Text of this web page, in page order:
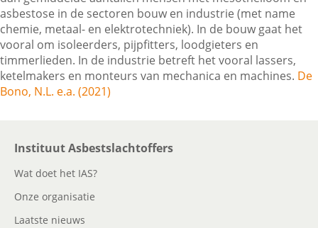
Contactgegevens
Zoeken
asbestose in de sectoren bouw en industrie (met name
chemie, metaal- en elektrotechniek). In de bouw gaat het
vooral om isoleerders, pijpfitters, loodgieters en
timmerlieden. In de industrie betreft het vooral lassers,
ketelmakers en monteurs van mechanica en machines. De
Bono, N.L. e.a. (2021)
Instituut Asbestslachtoffers
Wat doet het IAS?
Onze organisatie
Laatste nieuws